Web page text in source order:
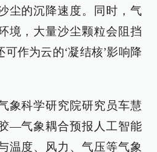
尘的沉降速度。同时，气
境，大量沙尘颗粒会阻挡
作为云的‘凝结核’影响降
象科学研究院研究员车慧
—气象耦合预报人工智能
温度、风力、气压等气象